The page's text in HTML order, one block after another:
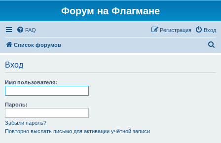
Форум на Флагмане
FAQ Вход
Регистрация
Список форумов
Вход
Имя пользователя:
Пароль:
Забыли пароль?
Повторно выслать письмо для активации учётной записи